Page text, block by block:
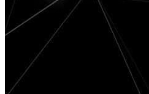
навигации
содержимому